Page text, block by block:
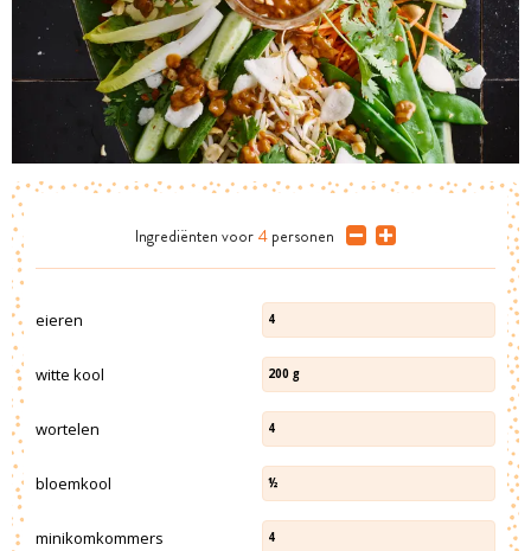
Ingrediënten voor 4 personen
eieren 4
witte kool 200 g
wortelen 4
bloemkool ½
minikomkommers 4